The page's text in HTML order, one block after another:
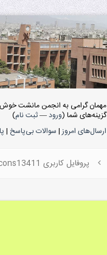
مهمان گرامی به انجمن مانشت خوش
گزینه‌های شما (ورود—ثبت نام)
ارسال‌های امروز| سوالات بی‌پاسخ |
پروفایل کاربری cons13411